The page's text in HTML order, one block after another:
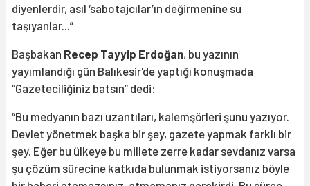
diyenlerdir, asıl ‘sabotajcılar’ın değirmenine su
taşıyanlar...”
Başbakan Recep Tayyip Erdoğan, bu yazının
yayımlandığı gün Balıkesir'de yaptığı konuşmada
“Gazeteciliğiniz batsın” dedi:
“Bu medyanın bazı uzantıları, kalemşörleri şunu yazıyor.
Devlet yönetmek başka bir şey, gazete yapmak farklı bir
şey. Eğer bu ülkeye bu millete zerre kadar sevdanız varsa
şu çözüm sürecine katkıda bulunmak istiyorsanız böyle